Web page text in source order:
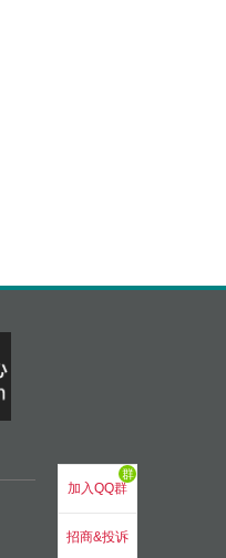
加入QQ群
群
招商&投诉